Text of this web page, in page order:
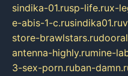
sindika-01.rusp-life.rux-
e-abis-1-c.rusindika01.ru
store-brawlstars.ru
antenna-highly.rumine-
3-sex-porn.ruban-